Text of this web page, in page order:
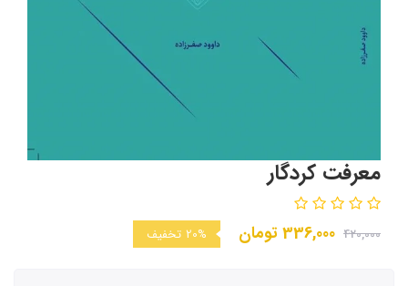
معرفت کردگار
420,000
336,000 تومان 20% تخفیف